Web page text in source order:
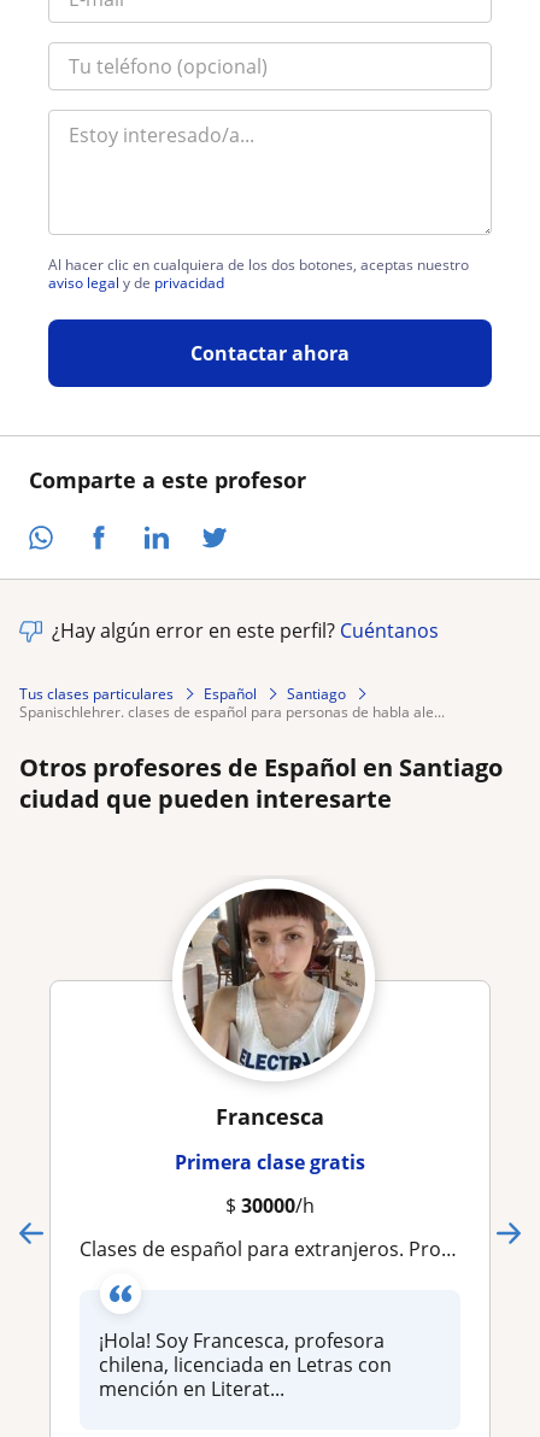
Comparte a este profesor
Al hacer clic en cualquiera de los dos botones, aceptas nuestro
aviso legal y de privacidad
Contactar ahora
¿Hay algún error en este perfil? Cuéntanos
Tus clases particulares Español
Santiago
spanischlehrer. clases de español para personas de habla ale...
Otros profesores de Español en Santiago
ciudad que pueden interesarte
Francesca
Primera clase gratis
$ 30000/h
Clases de español para extranjeros. Profesora con experiencia universitaria en Francia
¡Hola! Soy Francesca, profesora
chilena, licenciada en Letras con
mención en Literat...